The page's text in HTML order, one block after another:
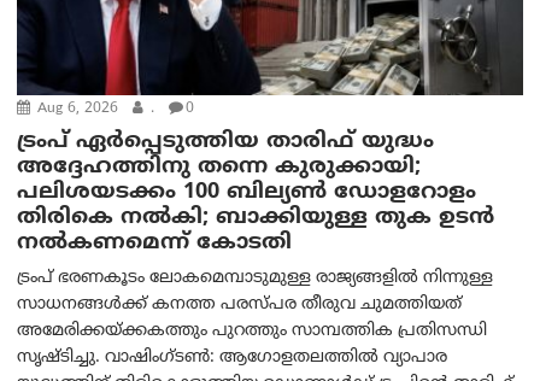
Aug 6, 2026 . 0
ട്രംപ് ഏര്‍പ്പെടുത്തിയ താരിഫ് യുദ്ധം
അദ്ദേഹത്തിനു തന്നെ കുരുക്കായി;
പലിശയടക്കം 100 ബില്യണ്‍ ഡോളറോളം
തിരികെ നല്‍കി; ബാക്കിയുള്ള തുക ഉടന്‍
നല്‍കണമെന്ന് കോടതി
ട്രംപ് ഭരണകൂടം ലോകമെമ്പാടുമുള്ള രാജ്യങ്ങളിൽ നിന്നുള്ള
സാധനങ്ങൾക്ക് കനത്ത പരസ്പര തീരുവ ചുമത്തിയത്
അമേരിക്കയ്ക്കകത്തും പുറത്തും സാമ്പത്തിക പ്രതിസന്ധി
സൃഷ്ടിച്ചു. വാഷിംഗ്ടണ്‍: ആഗോളതലത്തിൽ വ്യാപാര